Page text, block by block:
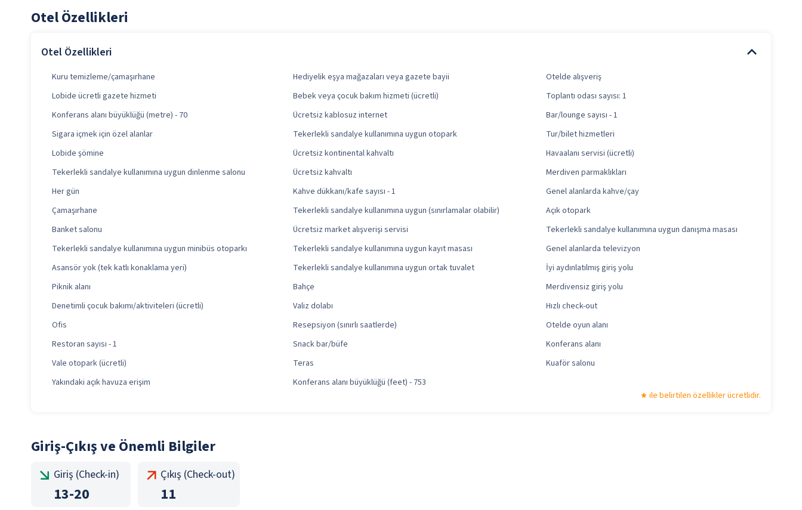
Otel Özellikleri
Otel Özellikleri
Kuru temizleme/çamaşırhane Hediyelik eşya mağazaları veya gazete bayii
Otelde alışveriş
Lobide ücretli gazete hizmeti
Bebek veya çocuk bakım hizmeti (ücretli)
Toplantı odası sayısı: 1
Konferans alanı büyüklüğü (metre) - 70
Ücretsiz kablosuz internet
Bar/lounge sayısı - 1
Sigara içmek için özel alanlar
Tekerlekli sandalye kullanımına uygun otopark
Tur/bilet hizmetleri
Lobide şömine
Ücretsiz kontinental kahvaltı
Havaalanı servisi (ücretli)
Tekerlekli sandalye kullanımına uygun dinlenme salonu
Ücretsiz kahvaltı
Merdiven parmaklıkları
Her gün
Kahve dükkanı/kafe sayısı - 1
Genel alanlarda kahve/çay
Çamaşırhane
Tekerlekli sandalye kullanımına uygun (sınırlamalar olabilir)
Açık otopark
Banket salonu
Ücretsiz market alışverişi servisi
Tekerlekli sandalye kullanımına uygun danışma masası
Tekerlekli sandalye kullanımına uygun minibüs otoparkı
Tekerlekli sandalye kullanımına uygun kayıt masası
Genel alanlarda televizyon
Asansör yok (tek katlı konaklama yeri)
Tekerlekli sandalye kullanımına uygun ortak tuvalet
İyi aydınlatılmış giriş yolu
Piknik alanı
Bahçe
Merdivensiz giriş yolu
Denetimli çocuk bakımı/aktiviteleri (ücretli)
Valiz dolabı
Hızlı check-out
Ofis
Resepsiyon (sınırlı saatlerde)
Otelde oyun alanı
Restoran sayısı - 1
Snack bar/büfe
Konferans alanı
Vale otopark (ücretli)
Teras
Kuaför salonu
Yakındaki açık havuza erişim
Konferans alanı büyüklüğü (feet) - 753
ile belirtilen özellikler ücretlidir.
Giriş-Çıkış ve Önemli Bilgiler
Giriş (Check-in)
13-20
Çıkış (Check-out)
11